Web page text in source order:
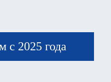
с 2025 года